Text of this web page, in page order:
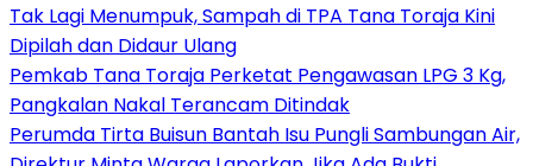
Tak Lagi Menumpuk, Sampah di TPA Tana Toraja Kini
Dipilah dan Didaur Ulang
Pemkab Tana Toraja Perketat Pengawasan LPG 3 Kg,
Pangkalan Nakal Terancam Ditindak
Perumda Tirta Buisun Bantah Isu Pungli Sambungan Air,